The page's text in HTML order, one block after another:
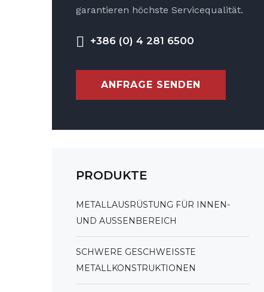
garantieren höchste Servicequalität.
+386 (0) 4 281 6500
ANFRAGE SENDEN
PRODUKTE
METALLAUSRÜSTUNG FÜR INNEN-
UND AUSSENBEREICH
SCHWERE GESCHWEISSTE M
ETALLKONSTRUKTIONEN